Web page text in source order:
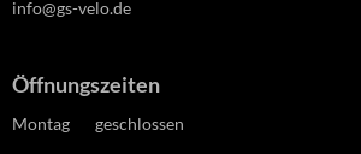
info@gs-velo.de
Öffnungszeiten
Montag geschlossen